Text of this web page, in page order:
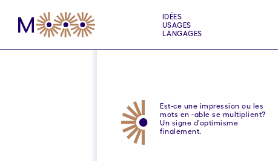
IDÉES
USAGES
LANGAGES
Est-ce une impression ou les
mots en -able se multiplient?
Un signe d'optimisme
finalement.